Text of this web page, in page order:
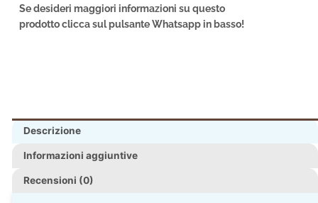
Se desideri maggiori informazioni su questo
prodotto clicca sul pulsante Whatsapp in basso!
Descrizione
Informazioni aggiuntive
Recensioni (0)